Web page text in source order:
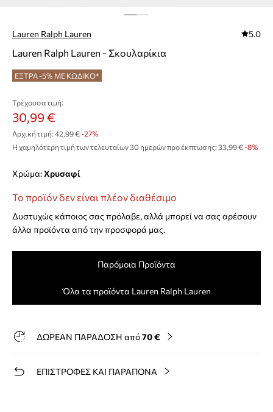
Lauren Ralph Lauren 5.0
Lauren Ralph Lauren - Σκουλαρίκια
ΕΞΤΡΑ -5% ΜΕ ΚΩΔΙΚΟ*
Τρέχουσα τιμή:
30,99 €
Αρχική τιμή: 42,99 €-27%
Η χαμηλότερη τιμή των τελευταίων 30 ημερών προ έκπτωσης: 33,99 € -8%
Χρώμα: χρυσαφί
Το προϊόν δεν είναι πλέον διαθέσιμο
Δυστυχώς κάποιος σας πρόλαβε, αλλά μπορεί να σας αρέσουν
άλλα προϊόντα από την προσφορά μας.
Παρόμοια Προϊόντα
Όλα τα προϊόντα Lauren Ralph Lauren
ΔΩΡΕΑΝ ΠΑΡΑΔΟΣΗ από70 €
ΕΠΙΣΤΡΟΦΕΣ ΚΑΙ ΠΑΡΑΠΟΝΑ